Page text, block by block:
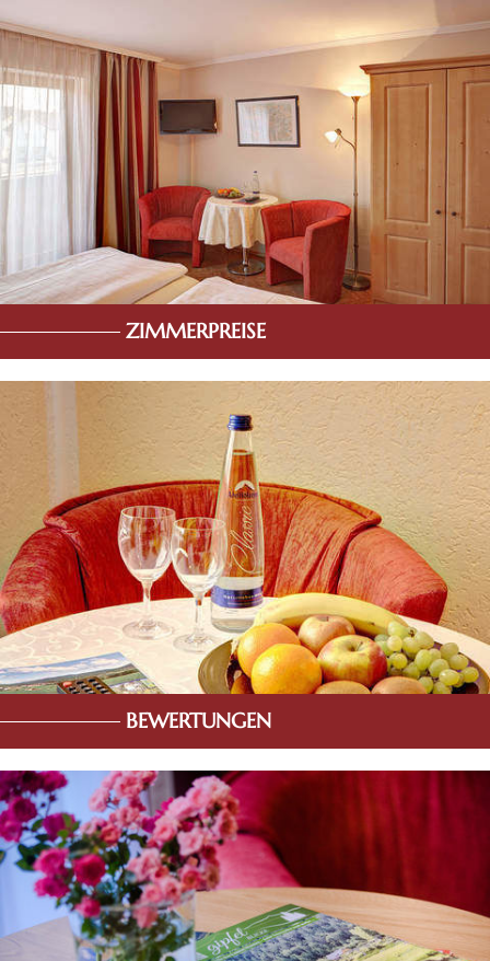
ZIMMERPREISE
BEWERTUNGEN